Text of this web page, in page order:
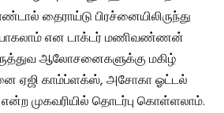
தைராய்டு பிரச்னையிலிருந்து
என டாக்டர் மணிவண்ணன்
ஆலோசனைகளுக்கு மகிழ்
ஏஜி காம்ப்ளக்ஸ், அசோகா ஓட்டல்
முகவரியில் தொடர்பு கொள்ளலாம்.